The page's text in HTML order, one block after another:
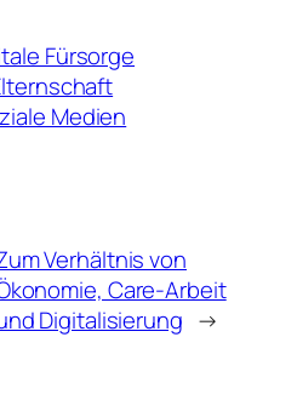
Fürsorge
Medien
Verhältnis von
Care-Arbeit
Digitalisierung →